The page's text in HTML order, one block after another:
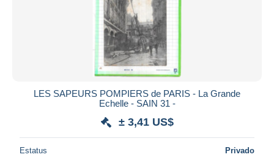
LES SAPEURS POMPIERS de PARIS - La Grande
Echelle - SAIN 31 -
± 3,41 US$
Estatus Privado